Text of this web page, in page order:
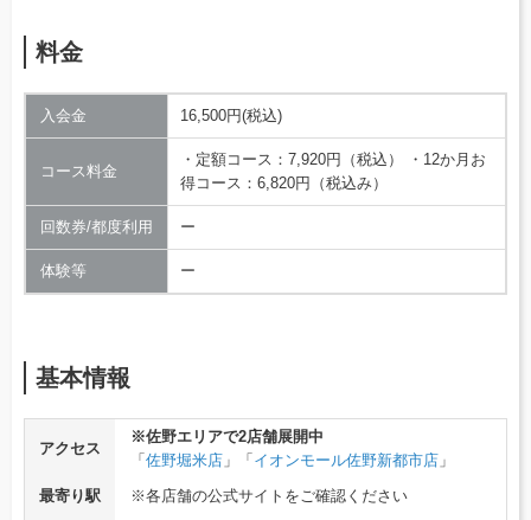
料金
入会金 16,500円(税込)
コース料金
・定額コース：7,920円（税込） ・12か月お
得コース：6,820円（税込み）
回数券/都度利用 ー
体験等 ー
基本情報
アクセス
※佐野エリアで2店舗展開中
「佐野堀米店」「イオンモール佐野新都市店」
最寄り駅
※各店舗の公式サイトをご確認ください